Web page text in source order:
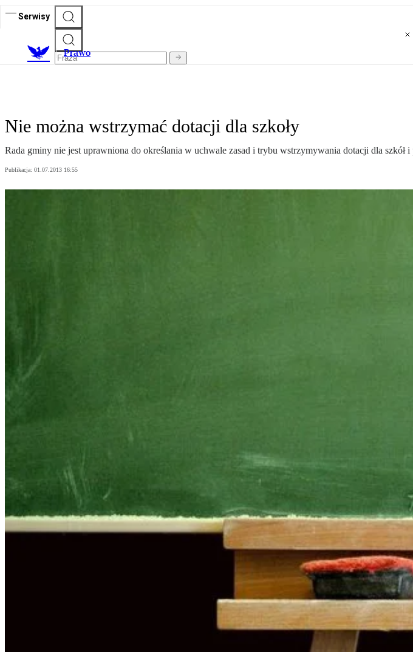
Serwisy
Prawo
Nie można wstrzymać dotacji dla szkoły
Rada gminy nie jest uprawniona do określania w uchwale zasad i trybu wstrzymywania dotacji dla
Publikacja: 01.07.2013 16:55